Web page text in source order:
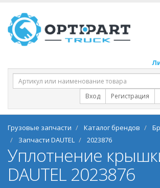
Вход Регистрация
Грузовые запчасти Каталог брендов
Запчасти DAUTEL
2023876
Уплотнение
DAUTEL 2023876